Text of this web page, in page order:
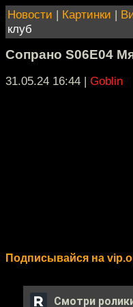
Новости | Картинки |
клуб
Сопрано S06E04
31.05.24 16:44 | Goblin
Подписывайся на
Смотри